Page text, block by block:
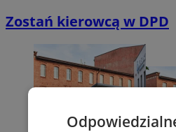
Zostań kierowcą w DPD